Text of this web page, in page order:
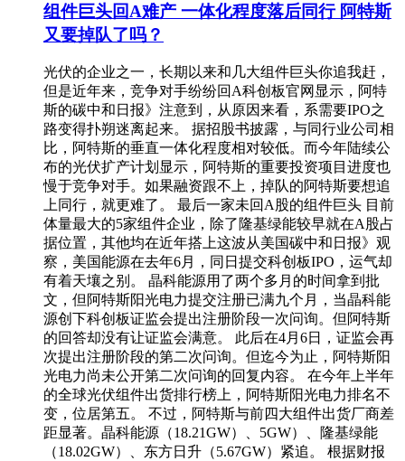
组件巨头回A难产 一体化程度落后同行 阿特斯
又要掉队了吗？
光伏的企业之一，长期以来和几大组件巨头你追我赶，
但是近年来，竞争对手纷纷回A科创板官网显示，阿特
斯的碳中和日报》注意到，从原因来看，系需要IPO之
路变得扑朔迷离起来。 据招股书披露，与同行业公司相
比，阿特斯的垂直一体化程度相对较低。而今年陆续公
布的光伏扩产计划显示，阿特斯的重要投资项目进度也
慢于竞争对手。如果融资跟不上，掉队的阿特斯要想追
上同行，就更难了。 最后一家未回A股的组件巨头 目前
体量最大的5家组件企业，除了隆基绿能较早就在A股占
据位置，其他均在近年搭上这波从美国碳中和日报》观
察，美国能源在去年6月，同日提交科创板IPO，运气却
有着天壤之别。 晶科能源用了两个多月的时间拿到批
文，但阿特斯阳光电力提交注册已满九个月，当晶科能
源创下科创板证监会提出注册阶段一次问询。但阿特斯
的回答却没有让证监会满意。 此后在4月6日，证监会再
次提出注册阶段的第二次问询。但迄今为止，阿特斯阳
光电力尚未公开第二次问询的回复内容。 在今年上半年
的全球光伏组件出货排行榜上，阿特斯阳光电力排名不
变，位居第五。 不过，阿特斯与前四大组件出货厂商差
距显著。晶科能源（18.21GW）、5GW）、隆基绿能
（18.02GW）、东方日升（5.67GW）紧追。 根据财报